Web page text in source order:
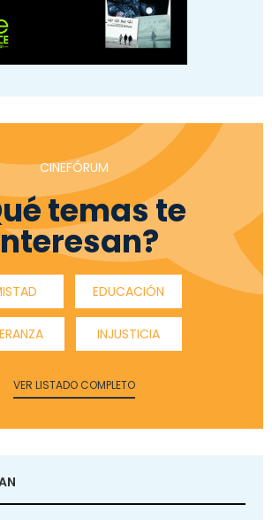
CINEFÓRUM
temas te
EDUCACIÓN
INJUSTICIA
VER LISTADO COMPLETO